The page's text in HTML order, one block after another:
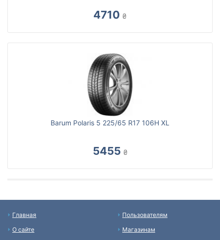
4710 ₴
Barum Polaris 5 225/65 R17 106H XL
5455 ₴
Главная
О сайте
Пользователям
Магазинам